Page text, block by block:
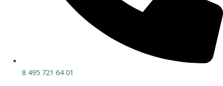
8 495 721 64 01